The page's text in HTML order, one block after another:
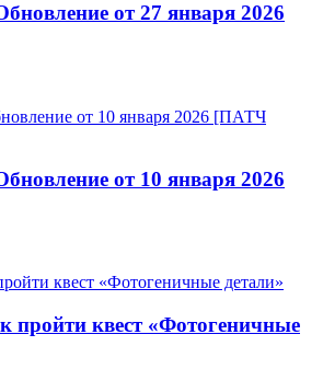
от 27 января 2026
от 10 января 2026
пройти квест «Фотогеничные